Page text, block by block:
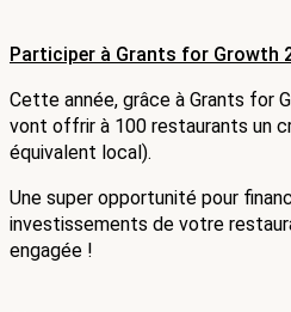
Participer à Grants for Growth
Cette année, grâce à Grants for
vont offrir à 100 restaurants un
équivalent local).
Une super opportunité pour
investissements de votre
engagée !